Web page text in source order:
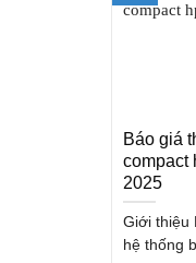
Báo giá
compact
2025
Giới thiệu
hệ thống